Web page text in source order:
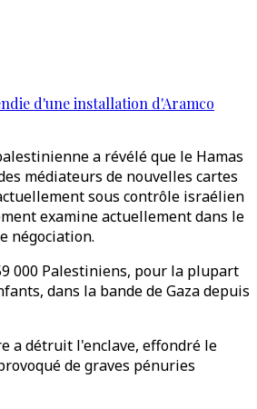
d'une installation d'Aramco
a révélé que le Hamas
médiateurs de nouvelles cartes
sous contrôle israélien
examine actuellement dans le
négociation.
000 Palestiniens, pour la plupart
dans la bande de Gaza depuis
a détruit l'enclave, effondré le
de graves pénuries